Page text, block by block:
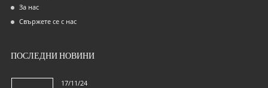
За нас
Свържете се с нас
ПОСЛЕДНИ НОВИНИ
17/11/24